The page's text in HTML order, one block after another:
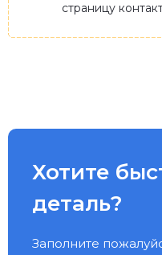
страницу
Хотите
деталь?
Заполните